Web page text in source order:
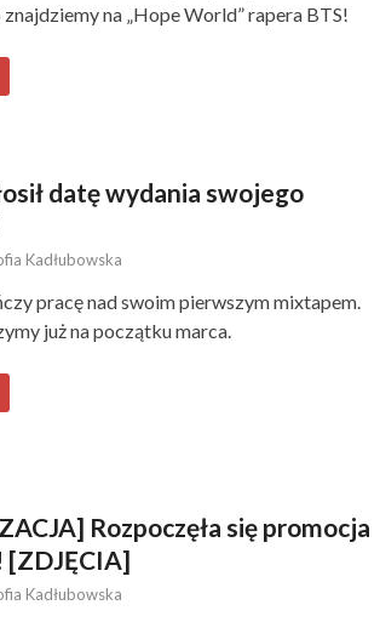
na „Hope World” rapera BTS!
datę wydania swojego
Kadłubowska
pracę nad swoim pierwszym mixtapem.
już na początku marca.
Rozpoczęła się promocja
[ZDJĘCIA]
Kadłubowska